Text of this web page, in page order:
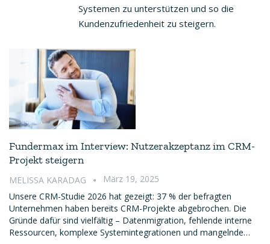
Systemen zu unterstützen und so die
Kundenzufriedenheit zu steigern.
Fundermax im Interview: Nutzerakzeptanz im CRM-
Projekt steigern
MELISSA KARADAG
März 19, 2025
Unsere CRM-Studie 2026 hat gezeigt: 37 % der befragten
Unternehmen haben bereits CRM-Projekte abgebrochen. Die
Gründe dafür sind vielfältig – Datenmigration, fehlende interne
Ressourcen, komplexe Systemintegrationen und mangelnde…